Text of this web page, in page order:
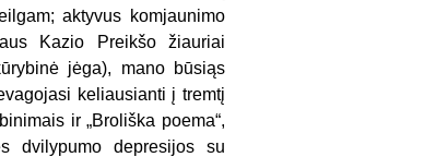
aktyvus komjaunimo
Kazio Preikšo žiauriai
jėga), mano būsiąs
keliausianti į tremtį
ir „Broliška poema“,
dvilypumo depresijos su